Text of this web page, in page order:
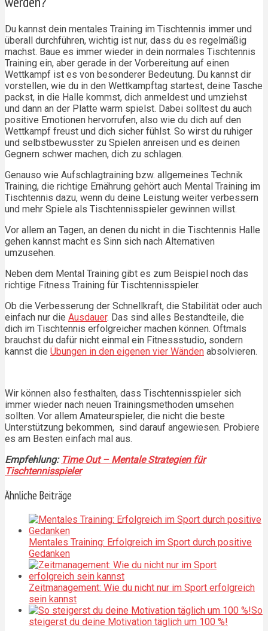
Du kannst dein mentales Training im Tischtennis immer und
überall durchführen, wichtig ist nur, dass du es regelmäßig
machst. Baue es immer wieder in dein normales Tischtennis
Training ein, aber gerade in der Vorbereitung auf einen
Wettkampf ist es von besonderer Bedeutung. Du kannst dir
vorstellen, wie du in den Wettkampftag startest, deine Tasche
packst, in die Halle kommst, dich anmeldest und umziehst
und dann an der Platte warm spielst. Dabei solltest du auch
positive Emotionen hervorrufen, also wie du dich auf den
Wettkampf freust und dich sicher fühlst. So wirst du ruhiger
und selbstbewusster zu Spielen anreisen und es deinen
Gegnern schwer machen, dich zu schlagen.
Genauso wie Aufschlagtraining bzw. allgemeines Technik
Training, die richtige Ernährung gehört auch Mental Training im
Tischtennis dazu, wenn du deine Leistung weiter verbessern
und mehr Spiele als Tischtennisspieler gewinnen willst.
Vor allem an Tagen, an denen du nicht in die Tischtennis Halle
gehen kannst macht es Sinn sich nach Alternativen
umzusehen.
Neben dem Mental Training gibt es zum Beispiel noch das
richtige Fitness Training für Tischtennisspieler.
Ob die Verbesserung der Schnellkraft, die Stabilität oder auch
einfach nur die Ausdauer. Das sind alles Bestandteile, die
dich im Tischtennis erfolgreicher machen können. Oftmals
brauchst du dafür nicht einmal ein Fitnessstudio, sondern
kannst die Übungen in den eigenen vier Wänden absolvieren.
Wir können also festhalten, dass Tischtennisspieler sich
immer wieder nach neuen Trainingsmethoden umsehen
sollten. Vor allem Amateurspieler, die nicht die beste
Unterstützung bekommen, sind darauf angewiesen. Probiere
es am Besten einfach mal aus.
Empfehlung: Time Out – Mentale Strategien für
Tischtennisspieler
Ähnliche Beiträge
Mentales Training: Erfolgreich im Sport durch positive
Gedanken
Zeitmanagement: Wie du nicht nur im Sport erfolgreich
sein kannst
So
steigerst du deine Motivation täglich um 100 %!